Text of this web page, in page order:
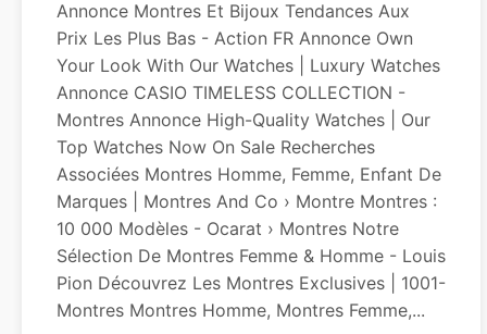
Annonce Montres Et Bijoux Tendances Aux
Prix Les Plus Bas - Action FR Annonce Own
Your Look With Our Watches | Luxury Watches
Annonce CASIO TIMELESS COLLECTION -
Montres Annonce High-Quality Watches | Our
Top Watches Now On Sale Recherches
Associées Montres Homme, Femme, Enfant De
Marques | Montres And Co › Montre Montres :
10 000 Modèles - Ocarat › Montres Notre
Sélection De Montres Femme & Homme - Louis
Pion Découvrez Les Montres Exclusives | 1001-
Montres Montres Homme, Montres Femme,...